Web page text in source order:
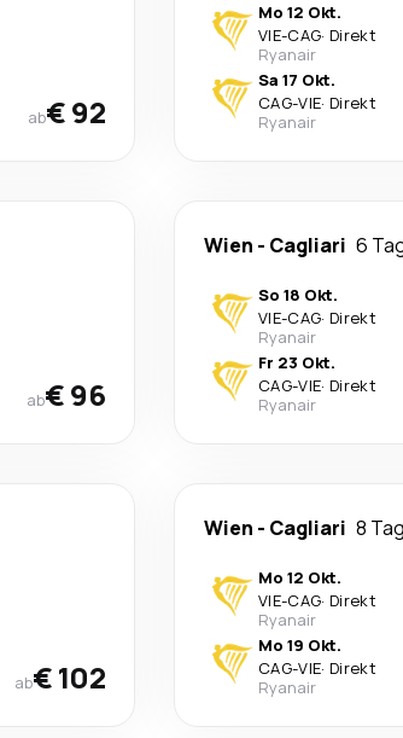
ab€ 92
Mo 12 Okt.
VIE-CAG· Direkt
Ryanair
Sa 17 Okt.
CAG-VIE· Direkt
Ryanair
ab€ 96
Wien - Cagliari 6
So 18 Okt.
VIE-CAG· Direkt
Ryanair
Fr 23 Okt.
CAG-VIE· Direkt
Ryanair
ab€ 102
Wien - Cagliari 8
Mo 12 Okt.
VIE-CAG· Direkt
Ryanair
Mo 19 Okt.
CAG-VIE· Direkt
Ryanair